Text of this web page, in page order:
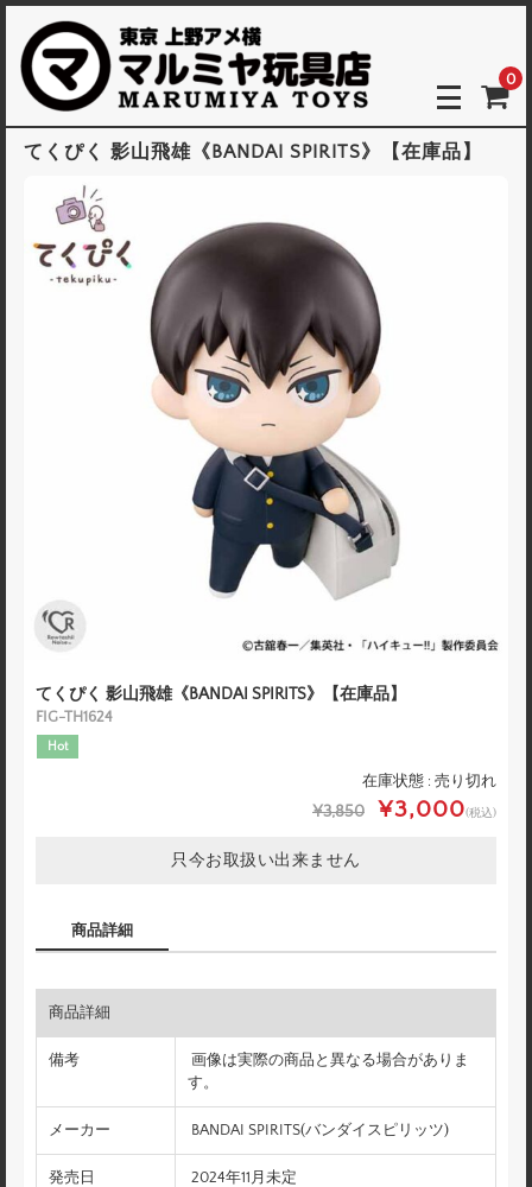
0
てくぴく 影山飛雄《BANDAI SPIRITS》【在庫品】
てくぴく 影山飛雄《BANDAI SPIRITS》【在庫品】
FIG-TH1624
Hot
在庫状態 : 売り切れ
¥3,850 ¥3,000(税込)
只今お取扱い出来ません
商品詳細
商品詳細
備考
画像は実際の商品と異なる場合がありま
す。
メーカー BANDAI SPIRITS(バンダイスピリッツ)
発売日 2024年11月未定